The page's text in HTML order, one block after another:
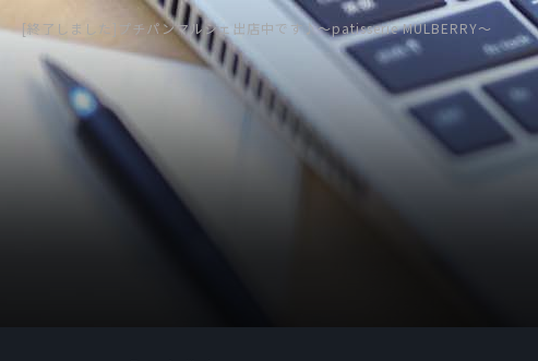
[終了しました]プチパンマルシェ出店中です♪～patisserie MULBERRY～